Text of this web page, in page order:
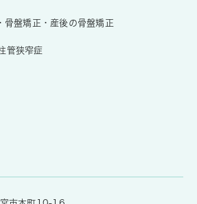
骨盤矯正・産後の骨盤矯正
管狭窄症